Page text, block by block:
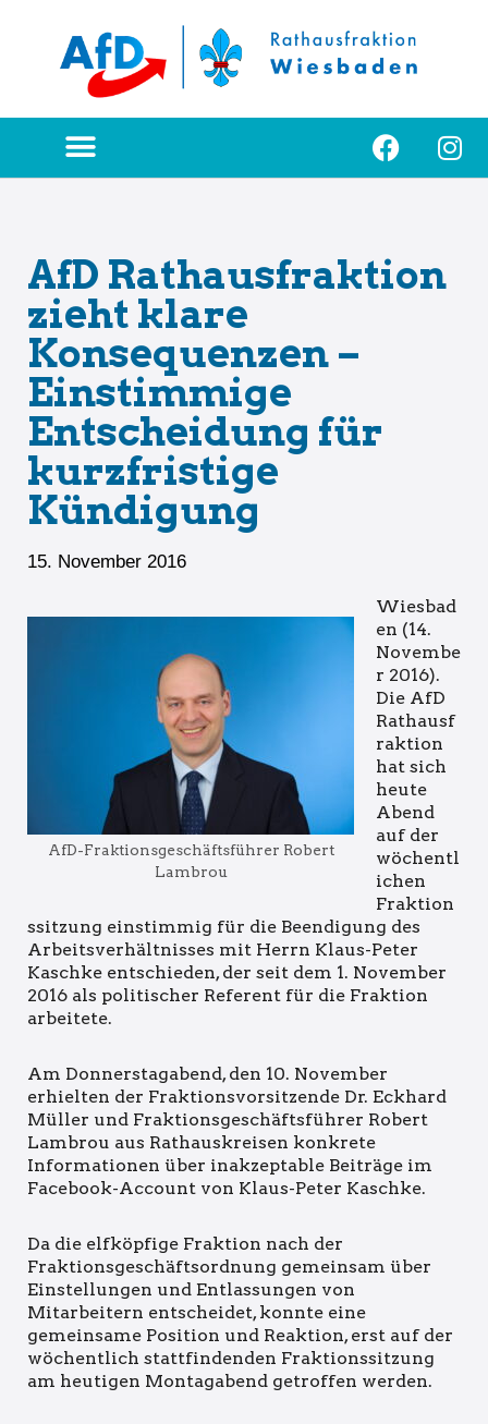
AfD Rathausfraktion
zieht klare
Konsequenzen –
Einstimmige
Entscheidung für
kurzfristige
Kündigung
15. November 2016
AfD-Fraktionsgeschäftsführer Robert
Lambrou
Wiesbad
en (14.
Novembe
r 2016).
Die AfD
Rathausf
raktion
hat sich
heute
Abend
auf der
wöchentl
ichen
Fraktion
ssitzung einstimmig für die Beendigung des
Arbeitsverhältnisses mit Herrn Klaus-Peter
Kaschke entschieden, der seit dem 1. November
2016 als politischer Referent für die Fraktion
arbeitete.
Am Donnerstagabend, den 10. November
erhielten der Fraktionsvorsitzende Dr. Eckhard
Müller und Fraktionsgeschäftsführer Robert
Lambrou aus Rathauskreisen konkrete
Informationen über inakzeptable Beiträge im
Facebook-Account von Klaus-Peter Kaschke.
Da die elfköpfige Fraktion nach der
Fraktionsgeschäftsordnung gemeinsam über
Einstellungen und Entlassungen von
Mitarbeitern entscheidet, konnte eine
gemeinsame Position und Reaktion, erst auf der
wöchentlich stattfindenden Fraktionssitzung
am heutigen Montagabend getroffen werden.